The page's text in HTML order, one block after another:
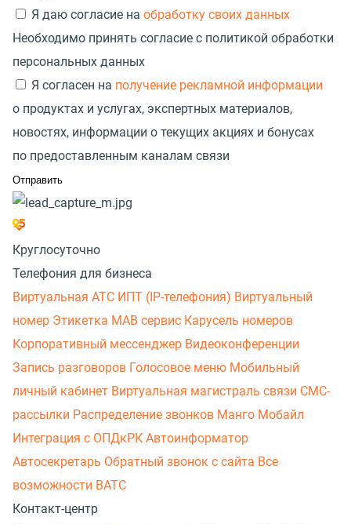
Я даю согласие на обработку своих данных
Необходимо принять согласие с политикой обработки
персональных данных
Я согласен на получение рекламной информации
о продуктах и услугах, экспертных материалов,
новостях, информации о текущих акциях и бонусах
по предоставленным каналам связи
Круглосуточно
Телефония для бизнеса
Виртуальная АТС ИПТ (IP-телефония) Виртуальный
номер Этикетка МАВ сервис Карусель номеров
Корпоративный мессенджер Видеоконференции
Запись разговоров Голосовое меню Мобильный
личный кабинет Виртуальная магистраль связи СМС-
рассылки Распределение звонков Манго Мобайл
Интеграция с ОПДкРК Автоинформатор
Автосекретарь Обратный звонок с сайта Все
возможности ВАТС
Контакт-центр